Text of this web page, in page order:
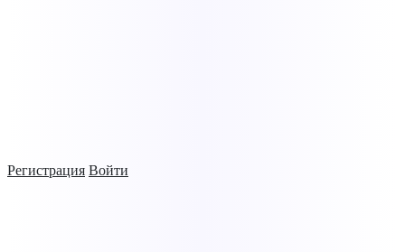
Регистрация Войти